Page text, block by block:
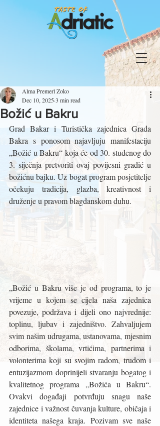
Božić u Bakru
Alma Premerl Zoko
Dec 10, 20253 min read
Grad Bakar i Turistička zajednica Grada
Bakra s ponosom najavljuju manifestaciju
„Božić u Bakru“ koja će od 30. studenog do
3. siječnja pretvoriti ovaj povijesni gradić u
božićnu bajku. Uz bogat program posjetitelje
očekuju tradicija, glazba, kreativnost i
druženje u pravom blagdanskom duhu.
„Božić u Bakru više je od programa, to je
vrijeme u kojem se cijela naša zajednica
povezuje, podržava i dijeli ono najvrednije:
toplinu, ljubav i zajedništvo. Zahvaljujem
svim našim udrugama, ustanovama, mjesnim
odborima, školama, vrtićima, partnerima i
volonterima koji su svojim radom, trudom i
entuzijazmom doprinijeli stvaranju bogatog i
kvalitetnog programa „Božića u Bakru“.
Ovakvi događaji potvrđuju snagu naše
zajednice i važnost čuvanja kulture, običaja i
identiteta našega kraja. Pozivam sve naše